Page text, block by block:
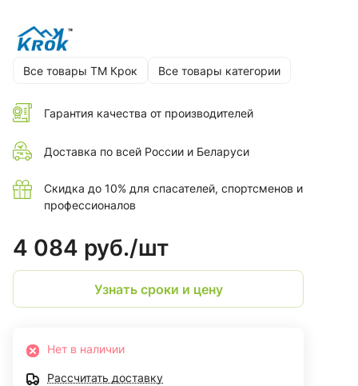
Все товары ТМ Крок Все товары категории
Гарантия качества от производителей
Доставка по всей России и Беларуси
Скидка до 10% для спасателей, спортсменов и
профессионалов
4 084 руб./шт
Узнать сроки и цену
Нет в наличии
Рассчитать доставку